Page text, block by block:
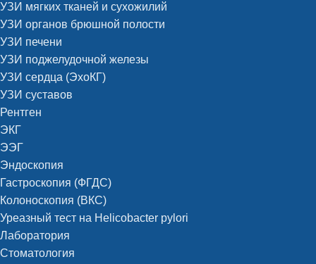
УЗИ мягких тканей и сухожилий
УЗИ органов брюшной полости
УЗИ печени
УЗИ поджелудочной железы
УЗИ сердца (ЭхоКГ)
УЗИ суставов
Рентген
ЭКГ
ЭЭГ
Эндоскопия
Гастроскопия (ФГДС)
Колоноскопия (ВКС)
Уреазный тест на Helicobacter pylori
Лаборатория
Стоматология